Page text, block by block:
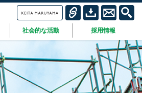
社会的な活動 採用情報